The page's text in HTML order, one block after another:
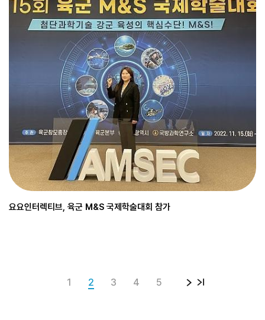
요요인터렉티브, 육군 M&S 국제학술대회 참가
1 2 3 4 5